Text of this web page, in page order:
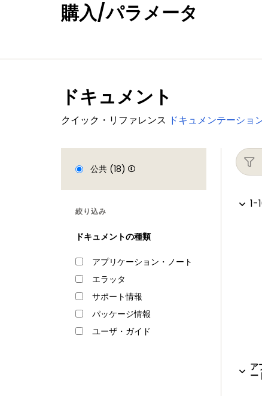
購入/パラメータ
ドキュメント
クイック・リファレンス ドキュメンテーショ
公共 (18)
絞り込み
ドキュメントの種類
アプリケーション・ノート
エラッタ
サポート情報
パッケージ情報
ユーザ・ガイド
1-
ア
ー